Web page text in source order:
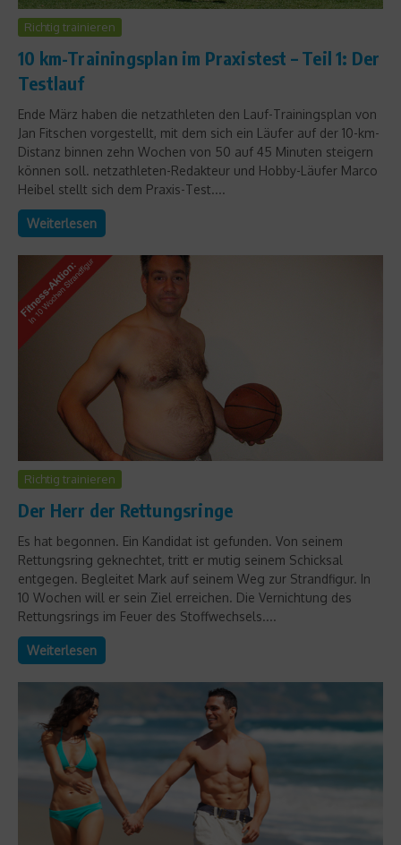
Richtig trainieren
10 km-Trainingsplan im Praxistest – Teil 1: Der
Testlauf
Ende März haben die netzathleten den Lauf-Trainingsplan von
Jan Fitschen vorgestellt, mit dem sich ein Läufer auf der 10-km-
Distanz binnen zehn Wochen von 50 auf 45 Minuten steigern
können soll. netzathleten-Redakteur und Hobby-Läufer Marco
Heibel stellt sich dem Praxis-Test....
Weiterlesen
Richtig trainieren
Der Herr der Rettungsringe
Es hat begonnen. Ein Kandidat ist gefunden. Von seinem
Rettungsring geknechtet, tritt er mutig seinem Schicksal
entgegen. Begleitet Mark auf seinem Weg zur Strandfigur. In
10 Wochen will er sein Ziel erreichen. Die Vernichtung des
Rettungsrings im Feuer des Stoffwechsels....
Weiterlesen